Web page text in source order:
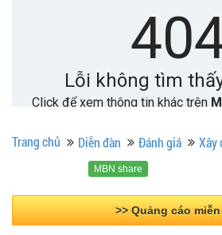
Trang chủ Diễn đàn Đánh giá Xây
MBN share
>> Bài PR miễn